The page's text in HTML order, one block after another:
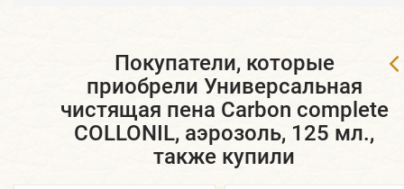
Покупатели, которые
приобрели Универсальная
чистящая пена Carbon complete
COLLONIL, аэрозоль, 125 мл.,
также купили